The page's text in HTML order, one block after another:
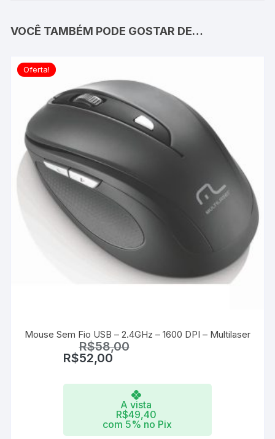
VOCÊ TAMBÉM PODE GOSTAR DE…
Oferta!
Mouse Sem Fio USB – 2.4GHz – 1600 DPI – Multilaser
R$58,00
R$52,00
A vista
R$49,40
com 5% no Pix